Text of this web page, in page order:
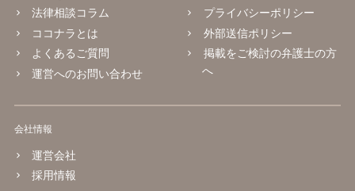
法律相談コラム
ココナラとは
よくあるご質問
運営へのお問い合わせ
プライバシーポリシー
外部送信ポリシー
掲載をご検討の弁護士の方
へ
会社情報
運営会社
採用情報